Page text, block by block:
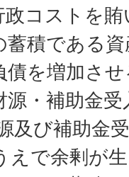
政コストを
蓄積である
債を増加さ
源・補助金
及び補助金
えで余剰が